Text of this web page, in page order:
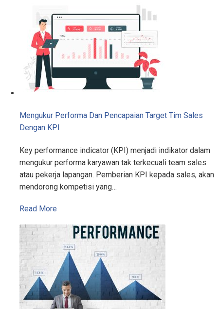
Mengukur Performa Dan Pencapaian Target Tim Sales
Dengan KPI
Key performance indicator (KPI) menjadi indikator dalam
mengukur performa karyawan tak terkecuali team sales
atau pekerja lapangan. Pemberian KPI kepada sales, akan
mendorong kompetisi yang…
Read More